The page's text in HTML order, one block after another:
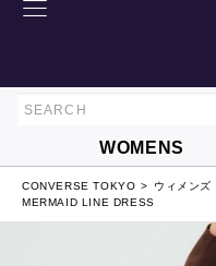
WOMENS
CONVERSE TOKYO ウィメンズ
MERMAID LINE DRESS